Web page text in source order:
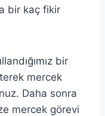
bir kaç fikir
bir
mercek
Daha sonra
mercek görevi